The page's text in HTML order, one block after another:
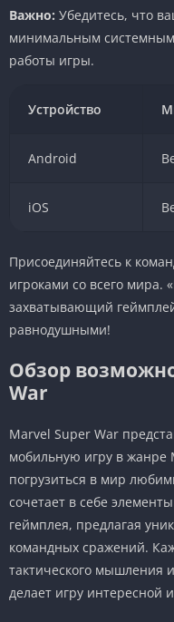
Важно: Убедитесь, что
минимальным системным
работы игры.
Устройство
Android
iOS
Присоединяйтесь к
игроками со всего мира.
захватывающий
равнодушными!
Обзор
War
Marvel Super War
мобильную игру в жанре
погрузиться в мир
сочетает в себе
геймплея, предлагая
командных сражений.
тактического мышления
делает игру интересной